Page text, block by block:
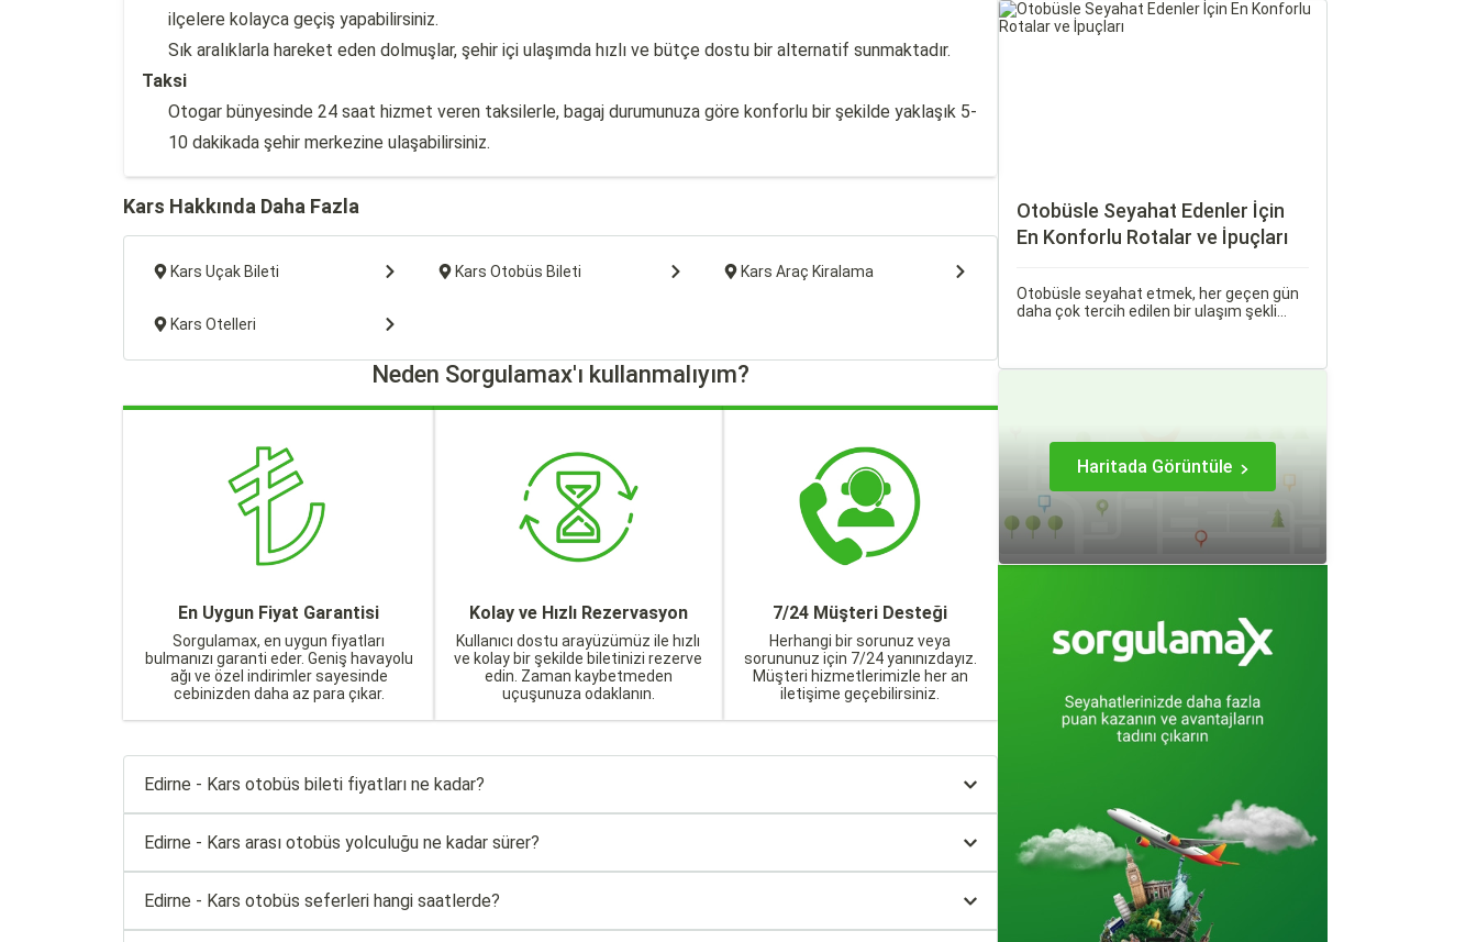
ilçelere kolayca geçiş yapabilirsiniz.
Sık aralıklarla hareket eden dolmuşlar, şehir içi ulaşımda hızlı ve bütçe dostu bir alternatif sunmaktadır.
Taksi
Otogar bünyesinde 24 saat hizmet veren taksilerle, bagaj durumunuza göre konforlu bir şekilde yaklaşık 5-
10 dakikada şehir merkezine ulaşabilirsiniz.
Kars Hakkında Daha Fazla
Kars Uçak Bileti Kars Otobüs Bileti Kars Araç Kiralama
Kars Otelleri
Neden Sorgulamax'ı kullanmalıyım?
En Uygun Fiyat Garantisi
Sorgulamax, en uygun fiyatları
bulmanızı garanti eder. Geniş havayolu
ağı ve özel indirimler sayesinde
cebinizden daha az para çıkar.
Kolay ve Hızlı Rezervasyon
Kullanıcı dostu arayüzümüz ile hızlı
ve kolay bir şekilde biletinizi rezerve
edin. Zaman kaybetmeden
uçuşunuza odaklanın.
7/24 Müşteri Desteği
Herhangi bir sorunuz veya
sorununuz için 7/24 yanınızdayız.
Müşteri hizmetlerimizle her an
iletişime geçebilirsiniz.
Edirne - Kars otobüs bileti fiyatları ne kadar?
Edirne - Kars arası otobüs yolculuğu ne kadar sürer?
Edirne - Kars otobüs seferleri hangi saatlerde?
Otobüsle Seyahat Edenler İçin
En Konforlu Rotalar ve İpuçları
Otobüsle seyahat etmek, her geçen gün
daha çok tercih edilen bir ulaşım şekli
Haritada Görüntüle